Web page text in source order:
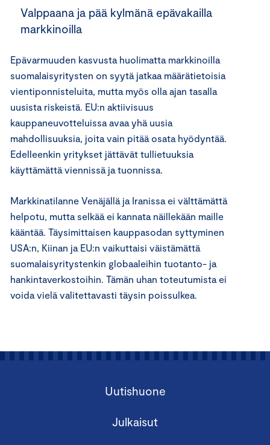
Valppaana ja pää kylmänä epävakailla
markkinoilla
Epävarmuuden kasvusta huolimatta markkinoilla
suomalaisyritysten on syytä jatkaa määrätietoisia
vientiponnisteluita, mutta myös olla ajan tasalla
uusista riskeistä. EU:n aktiivisuus
kauppaneuvotteluissa avaa yhä uusia
mahdollisuuksia, joita vain pitää osata hyödyntää.
Edelleenkin yritykset jättävät tullietuuksia
käyttämättä viennissä ja tuonnissa.
Markkinatilanne Venäjällä ja Iranissa ei välttämättä
helpotu, mutta selkää ei kannata näillekään maille
kääntää. Täysimittaisen kauppasodan syttyminen
USA:n, Kiinan ja EU:n vaikuttaisi väistämättä
suomalaisyritystenkin globaaleihin tuotanto- ja
hankintaverkostoihin. Tämän uhan toteutumista ei
voida vielä valitettavasti täysin poissulkea.
Uutishuone
Julkaisut